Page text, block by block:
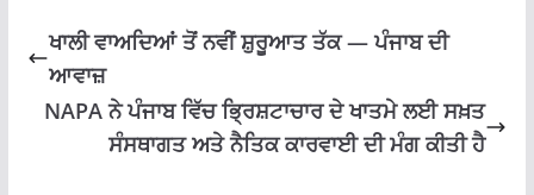
k p
ਖਾਲੀ ਵਾਅਦਿਆਂ ਤੋਂ ਨਵੀਂ ਸ਼ੁਰੂਆਤ ਤੱਕ — ਪੰਜਾਬ ਦੀ
ਆਵਾਜ਼
NAPA ਨੇ ਪੰਜਾਬ ਵਿੱਚ ਭ੍ਰਿਸ਼ਟਾਚਾਰ ਦੇ ਖਾਤਮੇ ਲਈ ਸਖ਼ਤ
ਸੰਸਥਾਗਤ ਅਤੇ ਨੈਤਿਕ ਕਾਰਵਾਈ ਦੀ ਮੰਗ ਕੀਤੀ ਹੈ